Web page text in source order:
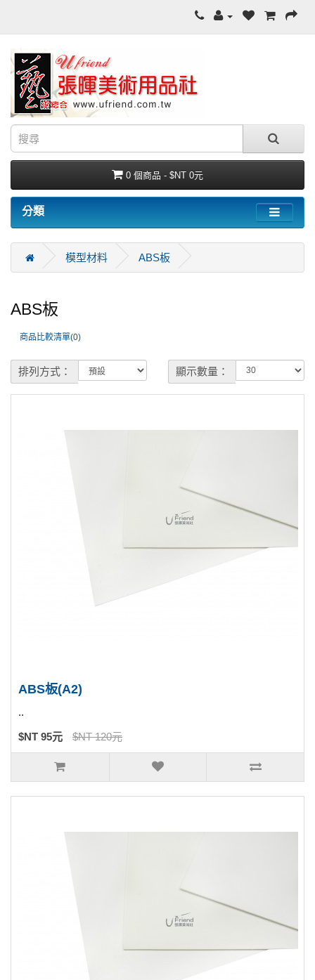
0 個商品 - $NT 0元
分類
模型材料 ABS板
ABS板
商品比較清單(0)
排列方式： 顯示數量：
ABS板(A2)
..
$NT 95元 $NT 120元